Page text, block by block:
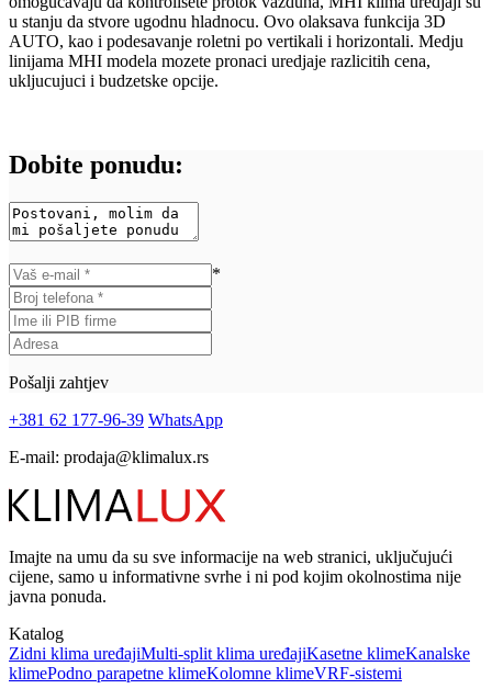
u stanju da stvore ugodnu hladnocu. Ovo olaksava funkcija 3D
AUTO, kao i podesavanje roletni po vertikali i horizontali. Medju
linijama MHI modela mozete pronaci uredjaje razlicitih cena,
ukljucujuci i budzetske opcije.
Dobite ponudu:
*
Pošalji zahtjev
+381 62 177-96-39 WhatsApp
E-mail: prodaja@klimalux.rs
Imajte na umu da su sve informacije na web stranici, uključujući
cijene, samo u informativne svrhe i ni pod kojim okolnostima nije
javna ponuda.
Katalog
Zidni klima uređajiMulti-split klima uređajiKasetne klimeKanalske
klimePodno parapetne klimeKolomne klimeVRF-sistemi